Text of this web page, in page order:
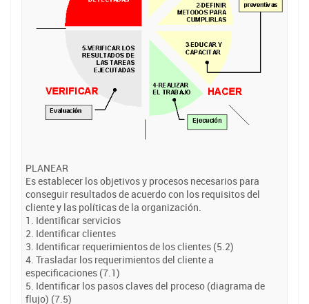
PLANEAR
Es establecer los objetivos y procesos necesarios para
conseguir resultados de acuerdo con los requisitos del
cliente y las políticas de la organización.
1. Identificar servicios
2. Identificar clientes
3. Identificar requerimientos de los clientes (5.2)
4. Trasladar los requerimientos del cliente a
especificaciones (7.1)
5. Identificar los pasos claves del proceso (diagrama de
flujo) (7.5)